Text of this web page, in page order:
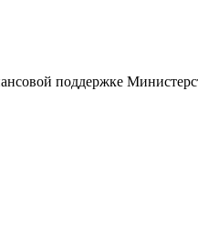
поддержке